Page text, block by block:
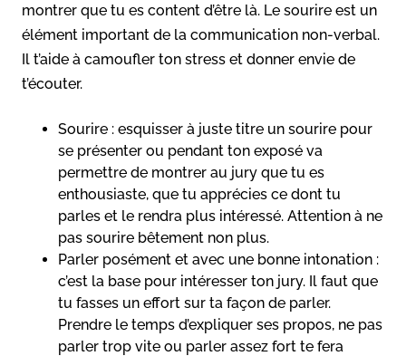
montrer que tu es content d’être là. Le sourire est un
élément important de la communication non-verbal.
Il t’aide à camoufler ton stress et donner envie de
t’écouter.
Sourire : esquisser à juste titre un sourire pour
se présenter ou pendant ton exposé va
permettre de montrer au jury que tu es
enthousiaste, que tu apprécies ce dont tu
parles et le rendra plus intéressé. Attention à ne
pas sourire bêtement non plus.
Parler posément et avec une bonne intonation :
c’est la base pour intéresser ton jury. Il faut que
tu fasses un effort sur ta façon de parler.
Prendre le temps d’expliquer ses propos, ne pas
parler trop vite ou parler assez fort te fera